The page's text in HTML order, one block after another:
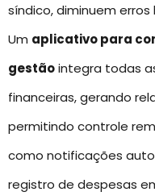
síndico, diminuem
Um aplicativo para
gestãointegra todas
financeiras, gerando
permitindo controle
como notificações
registro de despesas